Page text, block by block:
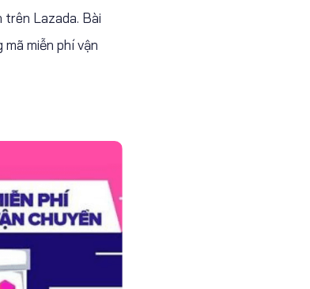
trên Lazada. Bài
miễn phí vận